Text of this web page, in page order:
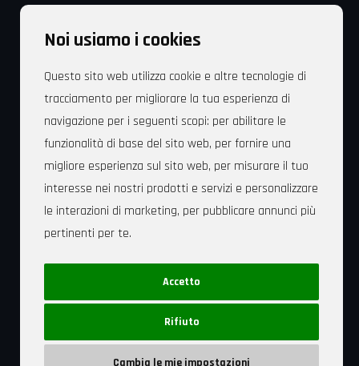
Noi usiamo i cookies
Questo sito web utilizza cookie e altre tecnologie di
tracciamento per migliorare la tua esperienza di
navigazione per i seguenti scopi: per abilitare le
funzionalità di base del sito web, per fornire una
migliore esperienza sul sito web, per misurare il tuo
interesse nei nostri prodotti e servizi e personalizzare
le interazioni di marketing, per pubblicare annunci più
pertinenti per te.
Accetto
Rifiuto
Cambia le mie impostazioni
Via Fonderia, 83 – 31100 Treviso – Italia
Cell. +39 349 829 6053
Mail: dojotreviso@gmail.com
Sede Legale: Dojo Treviso Associazione Polisportiva
Dilettantistica Via Fonderia, 83 – 31100 Treviso – C.F.
Privacy Policy|Cookie Policy
Rivedi le tue scelte in materia di cookie